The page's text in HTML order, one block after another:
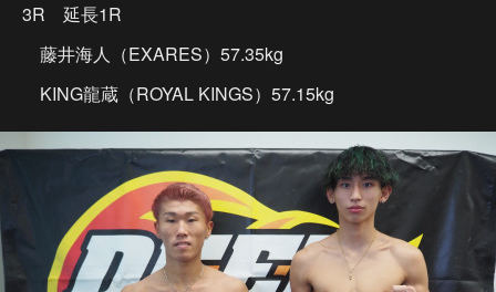
3R 延長1R
藤井海人（EXARES）57.35kg
KING龍蔵（ROYAL KINGS）57.15kg